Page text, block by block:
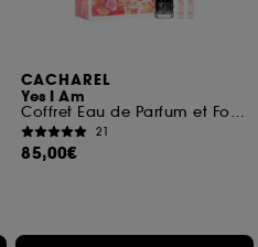
CACHAREL
Yes I Am
Coffret Eau de Parfum et Format Voyage (x2)
21
85,00€